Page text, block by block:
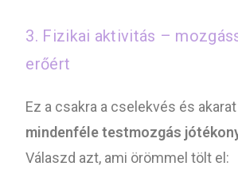
3. Fizikai aktivitás –
erőért
Ez a csakra a cselekvés és
mindenféle testmozgás
Válaszd azt, ami örömmel tölt el: